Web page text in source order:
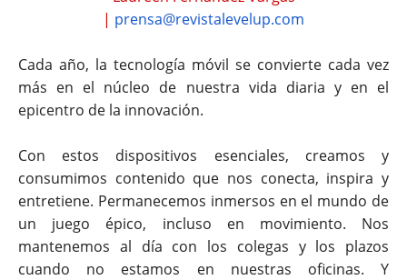
| prensa@revistalevelup.com
Cada año, la tecnología móvil se convierte cada vez
más en el núcleo de nuestra vida diaria y en el
epicentro de la innovación.
Con estos dispositivos esenciales, creamos y
consumimos contenido que nos conecta, inspira y
entretiene. Permanecemos inmersos en el mundo de
un juego épico, incluso en movimiento. Nos
mantenemos al día con los colegas y los plazos
cuando no estamos en nuestras oficinas. Y